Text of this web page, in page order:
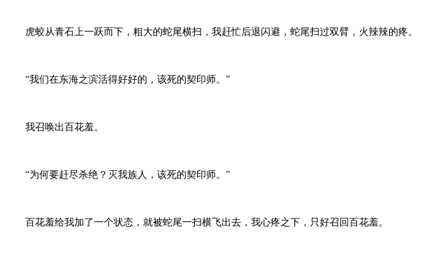
虎蛟从青石上一跃而下，粗大的蛇尾横扫，我赶忙后退闪避，蛇尾扫过双臂，火辣辣的疼。
“我们在东海之滨活得好好的，该死的契印师。”
我召唤出百花羞。
“为何要赶尽杀绝？灭我族人，该死的契印师。”
百花羞给我加了一个状态，就被蛇尾一扫横飞出去，我心疼之下，只好召回百花羞。